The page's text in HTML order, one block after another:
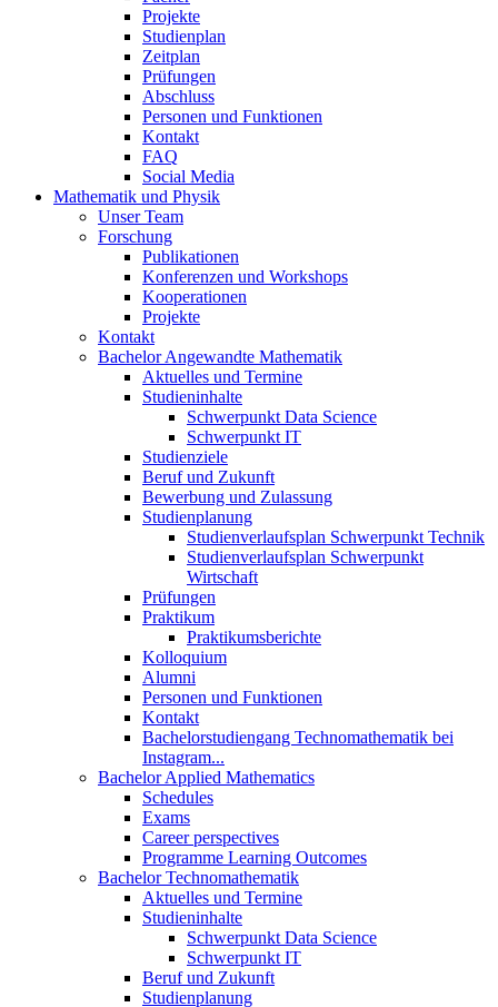
Projekte
Studienplan
Zeitplan
Prüfungen
Abschluss
Personen und Funktionen
Kontakt
FAQ
Social Media
Mathematik und Physik
Unser Team
Forschung
Publikationen
Konferenzen und Workshops
Kooperationen
Projekte
Kontakt
Bachelor Angewandte Mathematik
Aktuelles und Termine
Studieninhalte
Schwerpunkt Data Science
Schwerpunkt IT
Studienziele
Beruf und Zukunft
Bewerbung und Zulassung
Studienplanung
Studienverlaufsplan Schwerpunkt Technik
Studienverlaufsplan Schwerpunkt
Wirtschaft
Prüfungen
Praktikum
Praktikumsberichte
Kolloquium
Alumni
Personen und Funktionen
Kontakt
Bachelorstudiengang Technomathematik bei
Instagram...
Bachelor Applied Mathematics
Schedules
Exams
Career perspectives
Programme Learning Outcomes
Bachelor Technomathematik
Aktuelles und Termine
Studieninhalte
Schwerpunkt Data Science
Schwerpunkt IT
Beruf und Zukunft
Studienplanung